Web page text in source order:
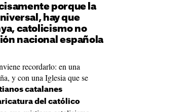
porque la
hay que
catolicismo no
nacional española
recordarlo: en una
y con una Iglesia que se
catalanes
del católico